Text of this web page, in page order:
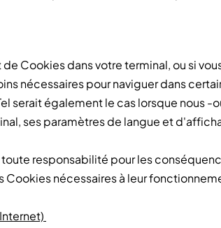
Cookies dans votre terminal, ou si
nécessaires pour naviguer dans
serait également le cas lorsque nous
ses paramètres de langue et
responsabilité pour les
nécessaires à leur